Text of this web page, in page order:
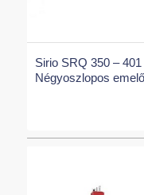
Sirio SRQ 350 –
Négyoszlopos